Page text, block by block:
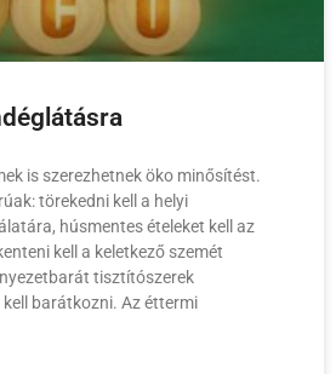
is szerezhetnek öko minősítést.
törekedni kell a helyi
húsmentes ételeket kell az
kell a keletkező szemét
tisztítószerek
barátkozni. Az éttermi